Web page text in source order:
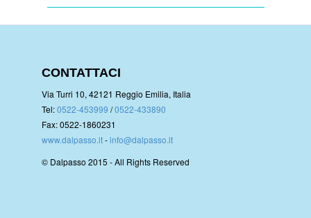
CONTATTACI
Via Turri 10, 42121 Reggio Emilia, Italia
Tel:0522-453999 /0522-433890
Fax: 0522-1860231
www.dalpasso.it-info@dalpasso.it
© Dalpasso 2015 - All Rights Reserved